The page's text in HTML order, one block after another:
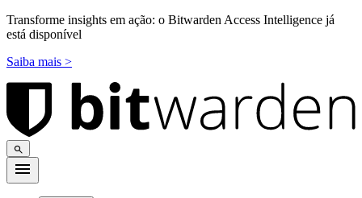
Transforme insights em ação: o Bitwarden Access Intelligence já
está disponível
Saiba mais >